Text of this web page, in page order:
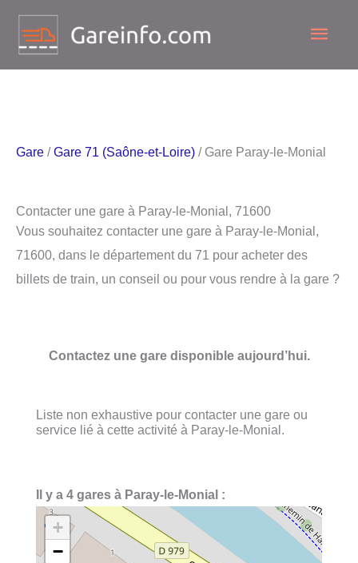
contenu
Gare /Gare 71 (Saône-et-Loire) / Gare Paray-le-Monial
Contacter une gare à Paray-le-Monial, 71600
Vous souhaitez contacter une gare à Paray-le-Monial,
71600, dans le département du 71 pour acheter des
billets de train, un conseil ou pour vous rendre à la gare ?
Contactez une gare disponible aujourd’hui.
Liste non exhaustive pour contacter une gare ou
service lié à cette activité à Paray-le-Monial.
Il y a 4 gares à Paray-le-Monial :
+
−